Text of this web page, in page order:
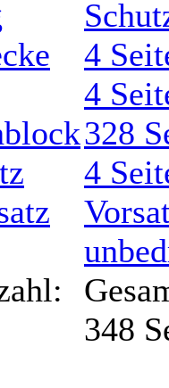
4
4
328
4
348